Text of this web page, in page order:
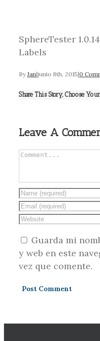
SphereTester
Labels
ByJan|junio 8th, 2015|0
Share This Story, Choose
Leave A
Guarda mi
y web en este
vez que comente.